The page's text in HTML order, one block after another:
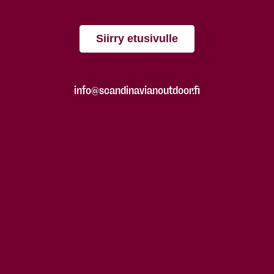
Siirry etusivulle
info@scandinavianoutdoor.fi